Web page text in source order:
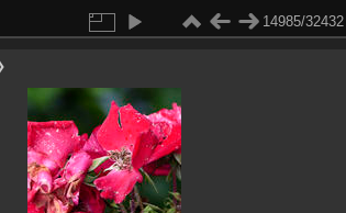
14985/32432